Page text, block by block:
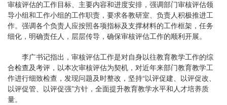
审核评估的工作目标、主要内容和进度安排，强调部门审核评估领
导小组和工作小组的工作职责，要求各教研室、负责人积极推进工
作。强调各个负责人应按照各项指标及支撑材料的工作框架，任务
细化，明确责任人，层层传导，确保审核评估工作的顺利开展。
李广书记指出，审核评估工作是对自身以往教育教学工作的综
合检查及考评，以本次审核评估为契机，对近年来部门教育教学工
作进行细致检查，发现问题及时整改，坚持“以评促建、以评促改、
以评促管、以评促强”方针，全面提升教育教学水平和人才培养质
量。